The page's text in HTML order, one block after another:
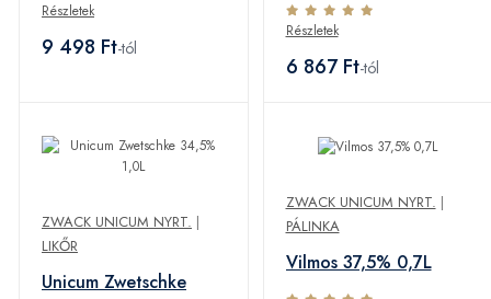
Részletek
9 498 Ft-tól
Részletek
6 867 Ft-tól
ZWACK UNICUM NYRT. |
LIKŐR
Unicum Zwetschke
ZWACK UNICUM NYRT. |
PÁLINKA
Vilmos 37,5% 0,7L